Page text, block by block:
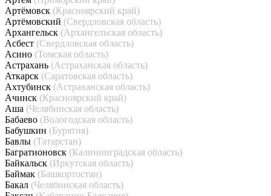
Артёмовск (Красноярский край)
Артёмовский (Свердловская область)
Архангельск (Архангельская область)
Асбест (Свердловская область)
Асино (Томская область)
Астрахань (Астраханская область)
Аткарск (Саратовская область)
Ахтубинск (Астраханская область)
Ачинск (Красноярский край)
Аша (Челябинская область)
Бабаево (Вологодская область)
Бабушкин (Бурятия)
Бавлы (Татарстан)
Багратионовск (Калининградская область)
Байкальск (Иркутская область)
Баймак (Башкортостан)
Бакал (Челябинская область)